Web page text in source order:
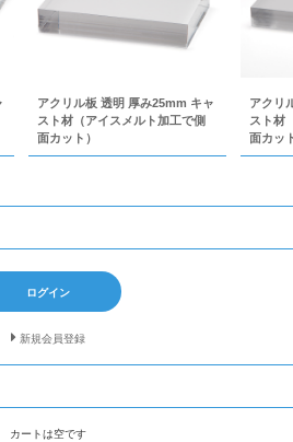
アクリル板 透明 厚み25mm キャ
スト材（アイスメルト加工で側
面カット）
アクリ
スト材
面カッ
ログイン
新規会員登録
カートは空です